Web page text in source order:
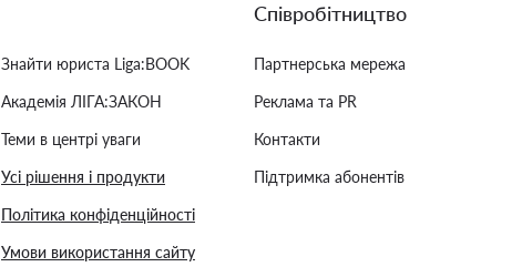
Знайти юриста Liga:BOOK
Академія ЛІГА:ЗАКОН
Теми в центрі уваги
Усі рішення і продукти
Політика конфіденційності
Умови використання сайту
Співробітництво
Партнерська мережа
Реклама та PR
Контакти
Підтримка абонентів